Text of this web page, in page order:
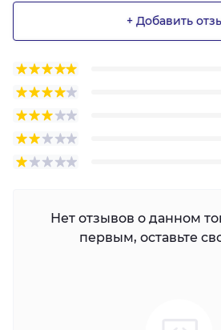
+ Добавить
Нет отзывов о данном
первым, оставьте